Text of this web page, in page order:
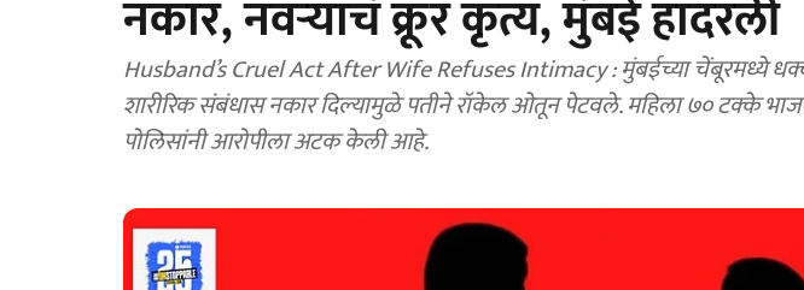
नकार, नवऱ्याचं क्रूर कृत्य, मुंबई हादरली
Husband’s Cruel Act After Wife Refuses Intimacy : मुंबईच्या चेंबूरमध्ये
शारीरिक संबंधास नकार दिल्यामुळे पतीने रॉकेल ओतून पेटवले. महिला ७० टक्के
पोलिसांनी आरोपीला अटक केली आहे.